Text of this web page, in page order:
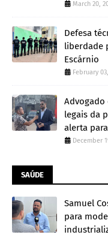
March 20,
Defesa
liberdade
Escárnio
February
Advogado
legais da
alerta
December
SAÚDE
Samuel
para